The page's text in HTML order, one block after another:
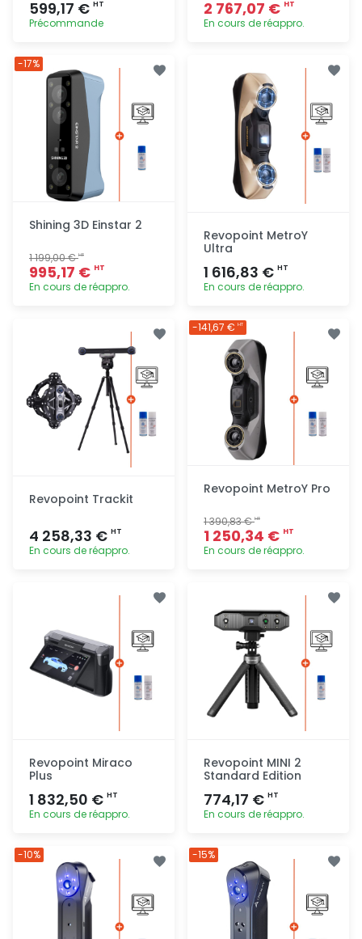
599,17 € HT
Précommande
rapide
2 767,07 € HT
En cours de réappro.
rapide
Shining 3D Einstar 2
1 199,00 €HT
995,17 € HT
En cours de réappro.
-17%
Revopoint MetroY
Ultra
1 616,83 € HT
En cours de réappro.
Revopoint Trackit
4 258,33 € HT
En cours de réappro.
Revopoint MetroY Pro
1 390,83 €HT
1 250,34 € HT
En cours de réappro.
-141,67 € HT
Revopoint Miraco
Plus
1 832,50 € HT
En cours de réappro.
Revopoint MINI 2
Standard Edition
774,17 € HT
En cours de réappro.
-10% -15%